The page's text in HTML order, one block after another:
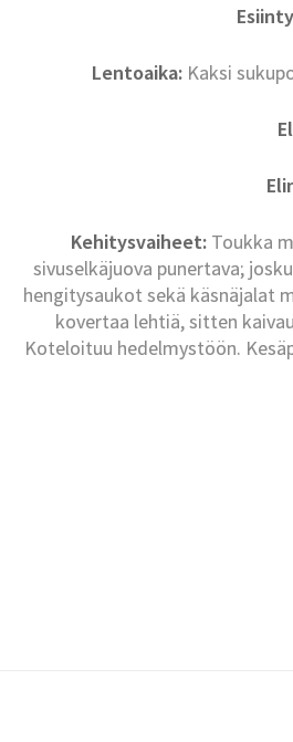
Lentoaika: Kaksi
Kehitysvaiheet: Toukka
sivuselkäjuova punertava;
hengitysaukot sekä käsnäjalat
kovertaa lehtiä, sitten
Koteloituu hedelmystöön.